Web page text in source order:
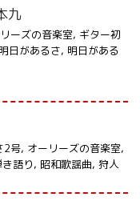
九
ーズの音楽室, ギター初
明日があるさ, 明日がある
2号, オーリーズの音楽室,
語り, 昭和歌謡曲, 狩人